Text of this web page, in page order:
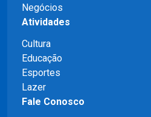
Negócios
Atividades
Cultura
Educação
Esportes
Lazer
Fale Conosco